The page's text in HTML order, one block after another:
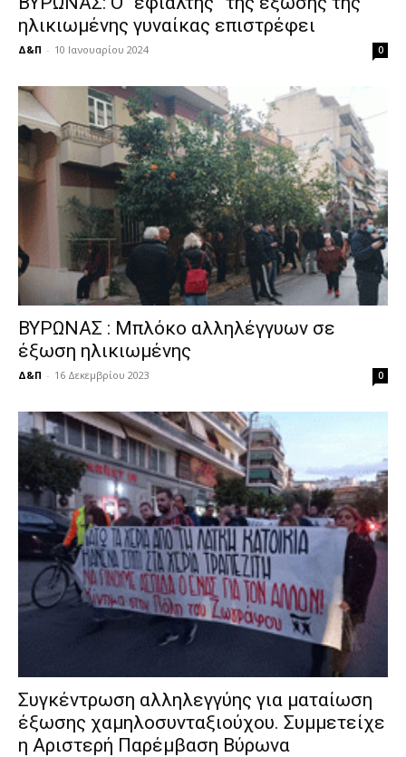
ηλικιωμένης γυναίκας επιστρέφει
Δ&Π - 10 Ιανουαρίου 2024 0
ΒΥΡΩΝΑΣ : Μπλόκο αλληλέγγυων σε
έξωση ηλικιωμένης
Δ&Π - 16 Δεκεμβρίου 2023 0
Συγκέντρωση αλληλεγγύης για ματαίωση
έξωσης χαμηλοσυνταξιούχου. Συμμετείχε
η Αριστερή Παρέμβαση Βύρωνα